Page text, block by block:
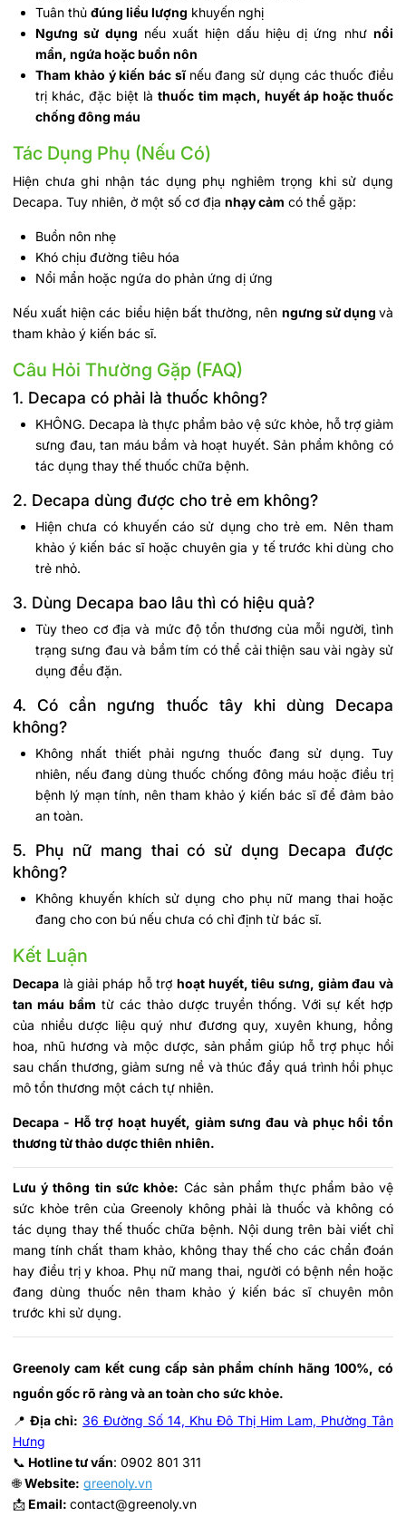
Tuân thủ đúng liều lượng khuyến nghị
Ngưng sử dụng nếu xuất hiện dấu hiệu dị ứng nhưnổi
mẩn, ngứa hoặc buồn nôn
Tham khảo ý kiến bác sĩ nếu đang sử dụng các thuốc điều
trị khác, đặc biệt làthuốc tim mạch, huyết áp hoặc thuốc
chống đông máu
Tác Dụng Phụ (Nếu Có)
Hiện chưa ghi nhận tác dụng phụ nghiêm trọng khi sử dụng
Decapa. Tuy nhiên, ở một số cơ địa nhạy cảm có thể gặp:
Buồn nôn nhẹ
Khó chịu đường tiêu hóa
Nổi mẩn hoặc ngứa do phản ứng dị ứng
Nếu xuất hiện các biểu hiện bất thường, nên ngưng sử dụng và
tham khảo ý kiến bác sĩ.
Câu Hỏi Thường Gặp (FAQ)
1. Decapa có phải là thuốc không?
KHÔNG. Decapa là thực phẩm bảo vệ sức khỏe, hỗ trợ giảm
sưng đau, tan máu bầm và hoạt huyết. Sản phẩm không có
tác dụng thay thế thuốc chữa bệnh.
2. Decapa dùng được cho trẻ em không?
Hiện chưa có khuyến cáo sử dụng cho trẻ em. Nên tham
khảo ý kiến bác sĩ hoặc chuyên gia y tế trước khi dùng cho
trẻ nhỏ.
3. Dùng Decapa bao lâu thì có hiệu quả?
Tùy theo cơ địa và mức độ tổn thương của mỗi người, tình
trạng sưng đau và bầm tím có thể cải thiện sau vài ngày sử
dụng đều đặn.
4. Có cần ngưng thuốc tây khi dùng Decapa
không?
Không nhất thiết phải ngưng thuốc đang sử dụng. Tuy
nhiên, nếu đang dùng thuốc chống đông máu hoặc điều trị
bệnh lý mạn tính, nên tham khảo ý kiến bác sĩ để đảm bảo
an toàn.
5. Phụ nữ mang thai có sử dụng Decapa được
không?
Không khuyến khích sử dụng cho phụ nữ mang thai hoặc
đang cho con bú nếu chưa có chỉ định từ bác sĩ.
Kết Luận
Decapa là giải pháp hỗ trợ hoạt huyết, tiêu sưng, giảm đau và
tan máu bầm từ các thảo dược truyền thống. Với sự kết hợp
của nhiều dược liệu quý như đương quy, xuyên khung, hồng
hoa, nhũ hương và mộc dược, sản phẩm giúp hỗ trợ phục hồi
sau chấn thương, giảm sưng nề và thúc đẩy quá trình hồi phục
mô tổn thương một cách tự nhiên.
Decapa - Hỗ trợ hoạt huyết, giảm sưng đau và phục hồi tổn
thương từ thảo dược thiên nhiên.
Lưu ý thông tin sức khỏe: Các sản phẩm thực phẩm bảo vệ
sức khỏe trên của Greenoly không phải là thuốc và không có
tác dụng thay thế thuốc chữa bệnh. Nội dung trên bài viết chỉ
mang tính chất tham khảo, không thay thế cho các chẩn đoán
hay điều trị y khoa. Phụ nữ mang thai, người có bệnh nền hoặc
đang dùng thuốc nên tham khảo ý kiến bác sĩ chuyên môn
trước khi sử dụng.
Greenoly cam kết cung cấp sản phẩm chính hãng 100%, có
nguồn gốc rõ ràng và an toàn cho sức khỏe.
📍 Địa chỉ: 36 Đường Số 14, Khu Đô Thị Him Lam, Phường Tân
Hưng
📞 Hotline tư vấn: 0902 801 311
🌐Website: greenoly.vn
📩 Email: contact@greenoly.vn